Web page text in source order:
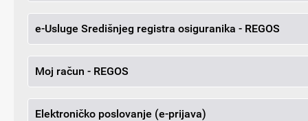
e-Usluge Središnjeg registra osiguranika - REGOS
Moj račun - REGOS
Elektroničko poslovanje (e-prijava)